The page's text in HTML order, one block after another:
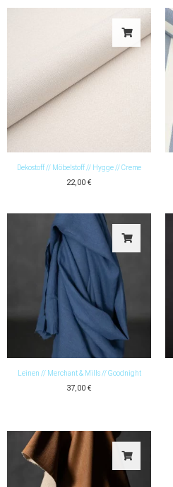
Dekostoff // Möbelstoff // Hygge // Creme
22,00 €
Leinen // Merchant & Mills // Goodnight
37,00 €